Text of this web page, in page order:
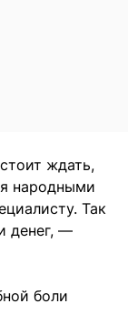
ждать,
народными
Так
денег, —
боли